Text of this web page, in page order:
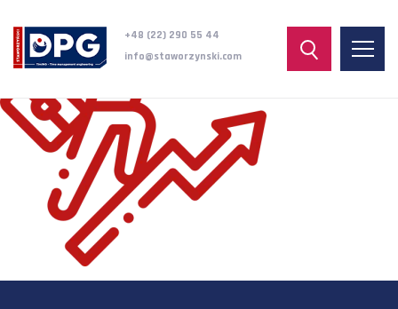
+48 (22) 290 55 44
info@staworzynski.com